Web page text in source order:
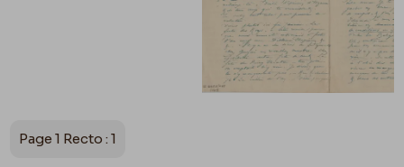
Page 1 Recto : 1